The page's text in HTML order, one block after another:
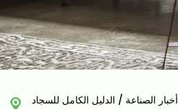
أخبار الصناعة / الدليل الكامل للسجاد